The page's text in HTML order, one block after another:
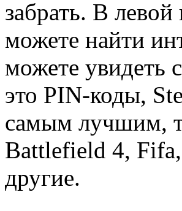
забрать. В
можете найти
можете увидеть
это PIN-коды,
самым лучшим,
Battlefield 4,
другие.